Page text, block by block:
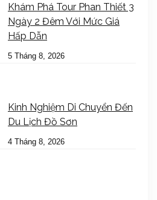
Khám Phá Tour Phan Thiết 3
Ngày 2 Đêm Với Mức Giá
Hấp Dẫn
5 Tháng 8, 2026
Kinh Nghiệm Di Chuyển Đến
Du Lịch Đồ Sơn
4 Tháng 8, 2026